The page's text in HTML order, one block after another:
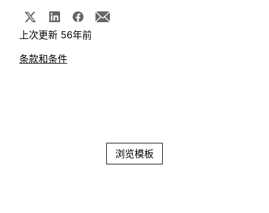
上次更新 56年前
条款和条件
浏览模板